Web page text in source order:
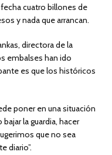
cuatro billones de
y nada que arrancan.
directora de la
embalses han ido
es que los históricos
poner en una situación
la guardia, hacer
que no sea
diario”.